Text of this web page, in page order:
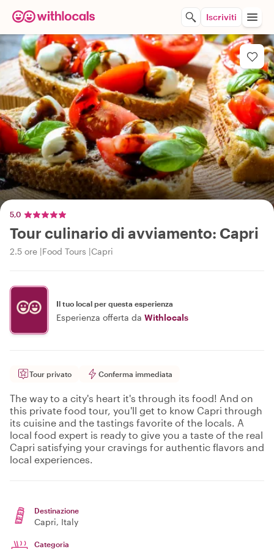
Iscriviti
5,0
Tour culinario di avviamento: Capri
2.5 ore Food Tours Capri
Il tuo local per questa esperienza
Esperienza offerta da Withlocals
Tour privato Conferma immediata
The way to a city's heart it's through its food! And on
this private food tour, you'll get to know Capri through
its cuisine and the tastings favorite of the locals. A
local food expert is ready to give you a taste of the real
Capri satisfying your cravings for authentic flavors and
local experiences.
Destinazione
Capri, Italy
Categoria